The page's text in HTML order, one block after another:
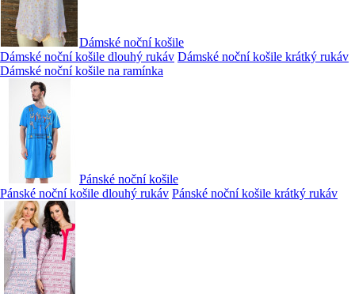
Dámské noční košile
Dámské noční košile dlouhý rukáv Dámské noční košile krátký rukáv
Dámské noční košile na ramínka
Pánské noční košile
Pánské noční košile dlouhý rukáv Pánské noční košile krátký rukáv